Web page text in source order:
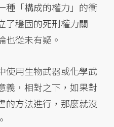
種「構成的權力」的衝
了穩固的死刑權力關
也從未有疑。
使用生物武器或化學武
義，相對之下，如果對
的方法進行，那麼就沒